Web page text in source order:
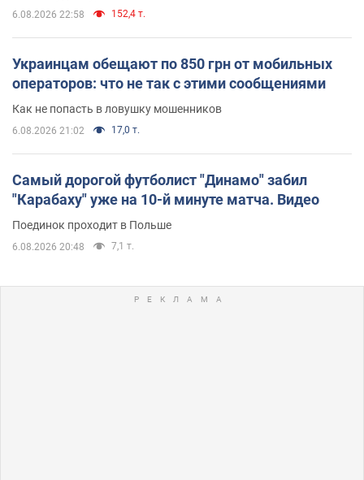
6.08.2026 22:58 152,4 т.
Украинцам обещают по 850 грн от мобильных
операторов: что не так с этими сообщениями
Как не попасть в ловушку мошенников
6.08.2026 21:02 17,0 т.
Самый дорогой футболист "Динамо" забил
"Карабаху" уже на 10-й минуте матча. Видео
Поединок проходит в Польше
6.08.2026 20:48 7,1 т.